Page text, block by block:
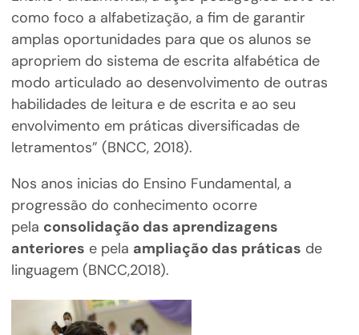
como foco a alfabetização, a fim de garantir
amplas oportunidades para que os alunos se
apropriem do sistema de escrita alfabética de
modo articulado ao desenvolvimento de outras
habilidades de leitura e de escrita e ao seu
envolvimento em práticas diversificadas de
letramentos” (BNCC, 2018).
Nos anos inicias do Ensino Fundamental, a
progressão do conhecimento ocorre
pela consolidação das aprendizagens
anteriores e pela ampliação das práticas de
linguagem (BNCC,2018).